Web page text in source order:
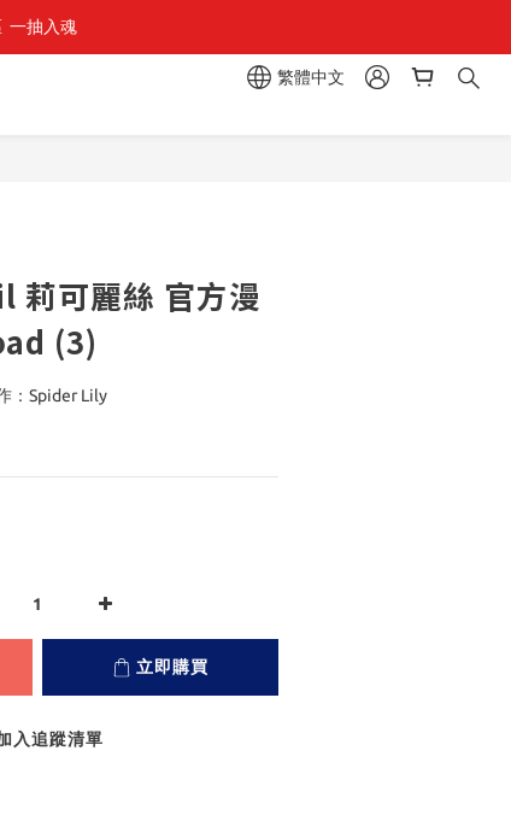
一抽入魂
繁體中文
莉可麗絲 官方漫
(3)
：Spider Lily
立即購買
入追蹤清單